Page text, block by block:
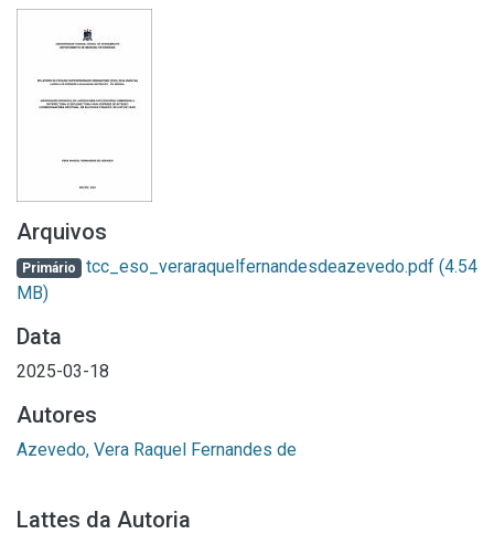
Arquivos
Primário tcc_eso_veraraquelfernandesdeazevedo.pdf (4.54
MB)
Data
2025-03-18
Autores
Azevedo, Vera Raquel Fernandes de
Lattes da Autoria